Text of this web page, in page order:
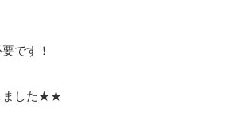
です！
ました★★